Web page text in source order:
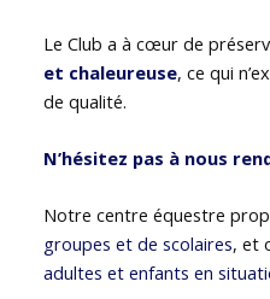
Le Club a à cœur de
et chaleureuse, ce qui
de qualité.
N’hésitez pas à nous
Notre centre équestre
groupes et de scolaires, et
adultes et enfants en